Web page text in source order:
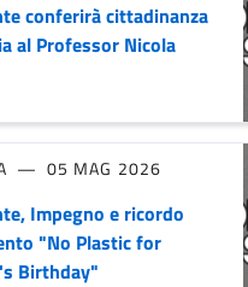
conferirà cittadinanza
al Professor Nicola
05 MAG 2026
Impegno e ricordo
"No Plastic for
Birthday"